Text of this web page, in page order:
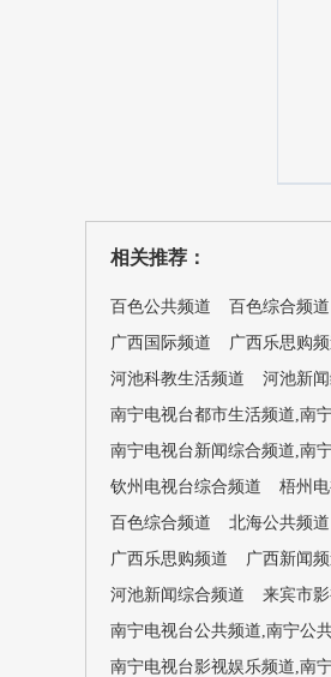
相关推荐：
百色公共频道 百色综合频道
广西国际频道
广西乐思购
河池科教生活频道
河池新
南宁电视台都市生活频道,南
南宁电视台新闻综合频道,南
钦州电视台综合频道
梧州
百色综合频道
北海公共频道
广西乐思购频道
广西新闻
河池新闻综合频道
来宾市
南宁电视台公共频道,南宁公
南宁电视台影视娱乐频道,南